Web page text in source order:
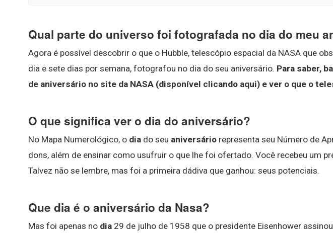
Qual parte do universo foi fotografada no dia do meu
Agora é possível descobrir o que o Hubble, telescópio espacial da NASA que
dia e sete dias por semana, fotografou no dia do seu aniversário. Para saber,
de aniversário no site da NASA (disponível clicando aqui) e ver o que o
O que significa ver o dia do aniversário?
No Mapa Numerológico, o dia do seu aniversário representa seu Número de
dons, além de ensinar como usufruir o que lhe foi ofertado. Você recebeu um
Talvez não se lembre, mas foi a primeira dádiva que ganhou: seus potenciais.
Que dia é o aniversário da Nasa?
Mas foi apenas no dia 29 de julho de 1958 que o presidente Eisenhower